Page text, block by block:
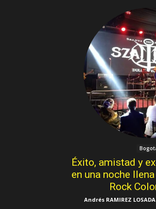
Éxito, amistad y
en una noche
Rock
Andrés RAMIREZ LOSADA